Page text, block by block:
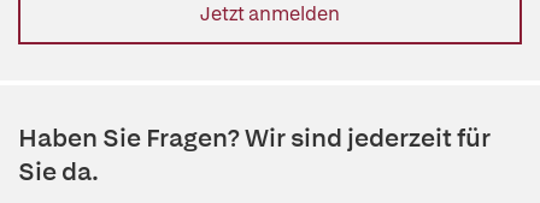
Jetzt anmelden
Haben Sie Fragen? Wir sind jederzeit für
Sie da.